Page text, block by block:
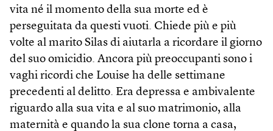
vita né il momento della sua morte ed è
perseguitata da questi vuoti. Chiede più e più
volte al marito Silas di aiutarla a ricordare il giorno
del suo omicidio. Ancora più preoccupanti sono i
vaghi ricordi che Louise ha delle settimane
precedenti al delitto. Era depressa e ambivalente
riguardo alla sua vita e al suo matrimonio, alla
maternità e quando la sua clone torna a casa,